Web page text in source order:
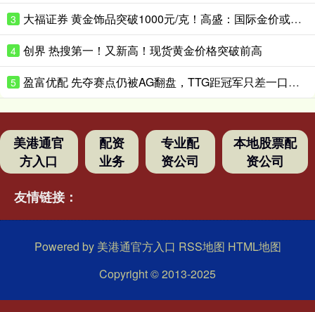
3 大福证券 黄金饰品突破1000元/克！高盛：国际金价或升破4200美元/盎司！
4 创界 热搜第一！又新高！现货黄金价格突破前高
5 盈富优配 先夺赛点仍被AG翻盘，TTG距冠军只差一口气？_Ming_决赛_Fly
美港通官
方入口
配资
业务
专业配
资公司
本地股票配
资公司
友情链接：
Powered by 美港通官方入口 RSS地图 HTML地图
Copyright© 2013-2025